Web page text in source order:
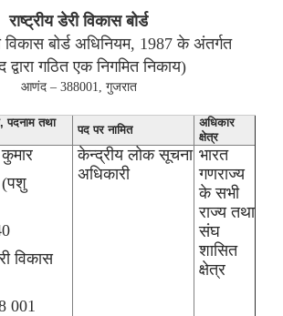
राष्‍ट्रीय डेरी विकास बोर्ड
विकास बोर्ड अधिनियम, 1987 के अंतर्गत
गठित एक निगमित निकाय)
आणंद – 388001, गुजरात
पदनाम तथा
पद पर नामित
अधिकार
क्षेत्र
कुमार
(पशु
विकास
001
केन्‍द्रीय लोक सूचना
अधिकारी
भारत
गणराज्‍य
के सभी
राज्‍य तथा
संघ
शासित
क्षेत्र